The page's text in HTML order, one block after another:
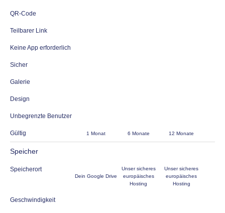
QR-Code
Teilbarer Link
Keine App erforderlich
Sicher
Galerie
Design
Unbegrenzte Benutzer
Gültig 1 Monat 6 Monate 12 Monate
Speicher
Speicherort
Dein Google Drive
Unser sicheres
europäisches
Hosting
Unser sicheres
europäisches
Hosting
Geschwindigkeit